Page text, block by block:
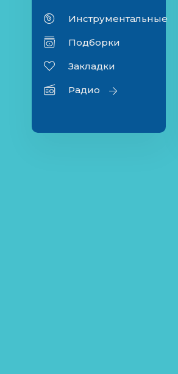
Инструментальные
Подборки
Закладки
Радио